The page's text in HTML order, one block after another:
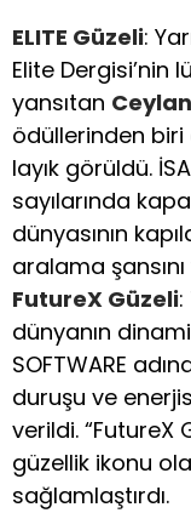
ELITE Güzeli:
Elite Dergisi’nin
yansıtan Ceylan
ödüllerinden biri
layık görüldü.
sayılarında
dünyasının
aralama
FutureX Güzeli
dünyanın
SOFTWARE
duruşu ve
verildi. “FutureX
güzellik ikonu
sağlamlaştırdı.